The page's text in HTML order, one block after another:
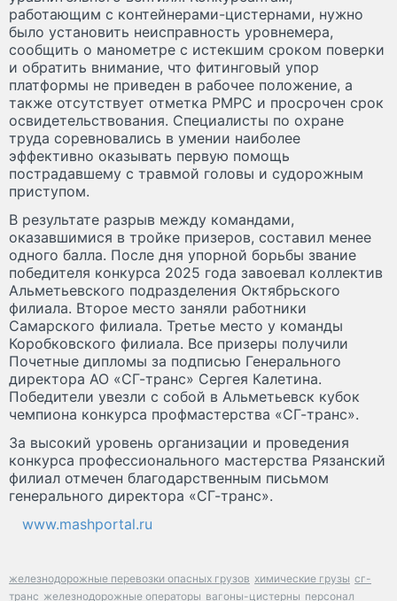
работающим с контейнерами-цистернами, нужно
было установить неисправность уровнемера,
сообщить о манометре с истекшим сроком поверки
и обратить внимание, что фитинговый упор
платформы не приведен в рабочее положение, а
также отсутствует отметка РМРС и просрочен срок
освидетельствования. Специалисты по охране
труда соревновались в умении наиболее
эффективно оказывать первую помощь
пострадавшему с травмой головы и судорожным
приступом.
В результате разрыв между командами,
оказавшимися в тройке призеров, составил менее
одного балла. После дня упорной борьбы звание
победителя конкурса 2025 года завоевал коллектив
Альметьевского подразделения Октябрьского
филиала. Второе место заняли работники
Самарского филиала. Третье место у команды
Коробковского филиала. Все призеры получили
Почетные дипломы за подписью Генерального
директора АО «СГ-транс» Сергея Калетина.
Победители увезли с собой в Альметьевск кубок
чемпиона конкурса профмастерства «СГ-транс».
За высокий уровень организации и проведения
конкурса профессионального мастерства Рязанский
филиал отмечен благодарственным письмом
генерального директора «СГ-транс».
www.mashportal.ru
железнодорожные перевозки опасных грузов химические грузы сг-
транс железнодорожные операторы вагоны-цистерны персонал